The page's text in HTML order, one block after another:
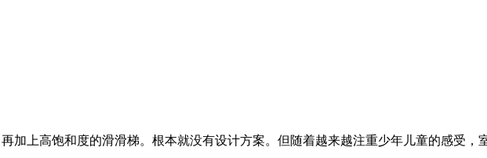
加上高饱和度的滑滑梯。根本就没有设计方案。但随着越来越注重少年儿童的感受，